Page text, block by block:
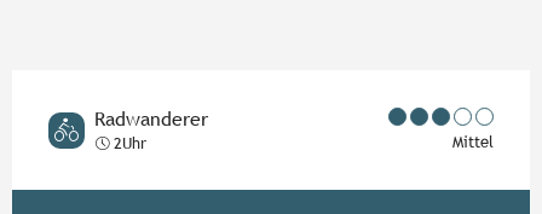
Radwanderer
2Uhr Mittel